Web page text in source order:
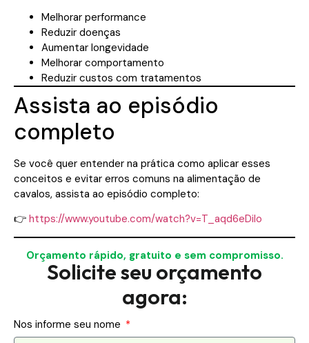
Melhorar performance
Reduzir doenças
Aumentar longevidade
Melhorar comportamento
Reduzir custos com tratamentos
Assista ao episódio
completo
Se você quer entender na prática como aplicar esses
conceitos e evitar erros comuns na alimentação de
cavalos, assista ao episódio completo:
👉 https://www.youtube.com/watch?v=T_aqd6eDiIo
Orçamento rápido, gratuito e sem compromisso.
Solicite seu orçamento
agora:
Nos informe seu nome